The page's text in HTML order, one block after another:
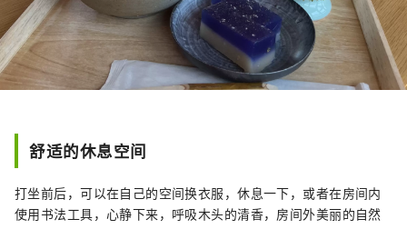
舒适的休息空间
打坐前后，可以在自己的空间换衣服，休息一下，或者在房间内
使用书法工具，心静下来，呼吸木头的清香，房间外美丽的自然